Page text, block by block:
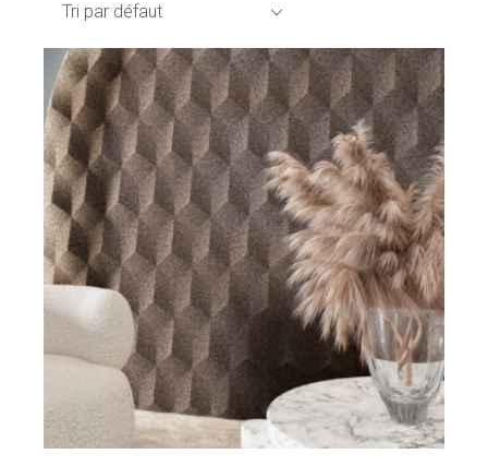
Tri par défaut